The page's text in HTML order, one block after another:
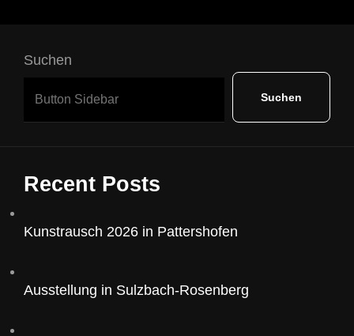
Suchen
Suchen
Recent Posts
Kunstrausch 2026 in Pattershofen
Ausstellung in Sulzbach-Rosenberg